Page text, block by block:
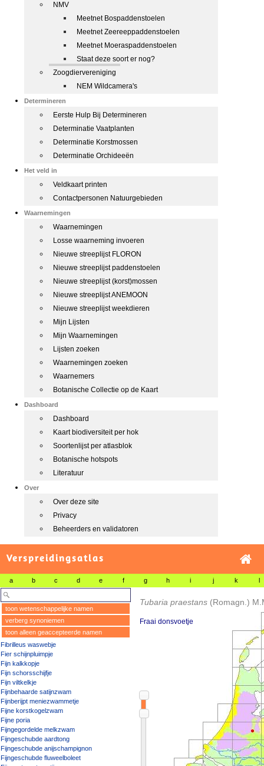
NMV
Meetnet Bospaddenstoelen
Meetnet Zeereeppaddenstoelen
Meetnet Moeraspaddenstoelen
Staat deze soort er nog?
Zoogdiervereniging
NEM Wildcamera's
Determineren
Eerste Hulp Bij Determineren
Determinatie Vaatplanten
Determinatie Korstmossen
Determinatie Orchideeën
Het veld in
Veldkaart printen
Contactpersonen Natuurgebieden
Waarnemingen
Waarnemingen
Losse waarneming invoeren
Nieuwe streeplijst FLORON
Nieuwe streeplijst paddenstoelen
Nieuwe streeplijst (korst)mossen
Nieuwe streeplijst ANEMOON
Nieuwe streeplijst weekdieren
Mijn Lijsten
Mijn Waarnemingen
Lijsten zoeken
Waarnemingen zoeken
Waarnemers
Botanische Collectie op de Kaart
Dashboard
Dashboard
Kaart biodiversiteit per hok
Soortenlijst per atlasblok
Botanische hotspots
Literatuur
Over
Over deze site
Privacy
Beheerders en validatoren
Verspreidingsatlas
a b c d e f g h i j k l
toon wetenschappelijke namen
verberg synoniemen
toon alleen geaccepteerde namen
Fibrilleus waswebje
Fier schijnpluimpje
Fijn kalkkopje
Fijn schorsschijfje
Fijn viltkelkje
Fijnbehaarde satijnzwam
Fijnberijpt meniezwammetje
Fijne korstkogelzwam
Fijne poria
Fijngegordelde melkzwam
Fijngeschubde aardtong
Fijngeschubde anijschampignon
Fijngeschubde fluweelboleet
Tubaria praestans (Romagn.)
Fraai donsvoetje